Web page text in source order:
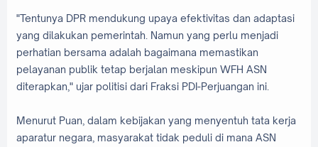
"Tentunya DPR mendukung upaya efektivitas dan adaptasi
yang dilakukan pemerintah. Namun yang perlu menjadi
perhatian bersama adalah bagaimana memastikan
pelayanan publik tetap berjalan meskipun WFH ASN
diterapkan," ujar politisi dari Fraksi PDI-Perjuangan ini.
Menurut Puan, dalam kebijakan yang menyentuh tata kerja
aparatur negara, masyarakat tidak peduli di mana ASN